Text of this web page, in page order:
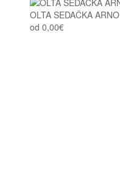
OLTA SEDAČKA ARNO
od 0,00€